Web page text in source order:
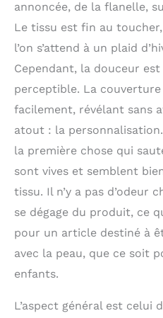
se blottir dans la chaleur
Haute qualité : notre
personnalisée est
au toucher, résistante
infroissable, durable et
couvertures
ou enfants ont un
respectueuses de votre
votre famille.
complément parfait à
dortoir, salon ou
Personnalisé avec
commémorer des
des moments
mariages, les
de crémaillère, les fêtes
votre famille. Facile à
annoncée, de la flanelle,
Le tissu est fin au
l’on s’attend à un plaid
Cependant, la douceur
perceptible. La
facilement, révélant sans
atout : la
la première chose qui
sont vives et semblent
tissu. Il n’y a pas d’odeur
se dégage du produit, ce
pour un article destiné à
avec la peau, que ce soit
enfants.
L’aspect général est celui